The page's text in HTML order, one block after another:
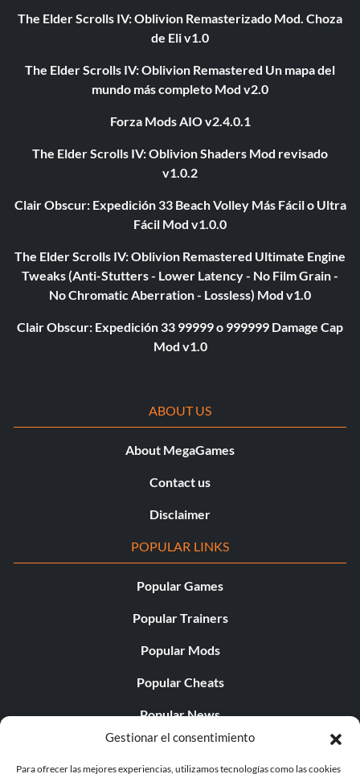
Gestionar el consentimiento
Para ofrecer las mejores experiencias, utilizamos tecnologías como las cookies
The Elder Scrolls IV: Oblivion Remasterizado Mod. Choza
de Eli v1.0
The Elder Scrolls IV: Oblivion Remastered Un mapa del
mundo más completo Mod v2.0
Forza Mods AIO v2.4.0.1
The Elder Scrolls IV: Oblivion Shaders Mod revisado
v1.0.2
Clair Obscur: Expedición 33 Beach Volley Más Fácil o Ultra
Fácil Mod v1.0.0
The Elder Scrolls IV: Oblivion Remastered Ultimate Engine
Tweaks (Anti-Stutters - Lower Latency - No Film Grain -
No Chromatic Aberration - Lossless) Mod v1.0
Clair Obscur: Expedición 33 99999 o 999999 Damage Cap
Mod v1.0
ABOUT US
About MegaGames
Contact us
Disclaimer
POPULAR LINKS
Popular Games
Popular Trainers
Popular Mods
Popular Cheats
Popular News
Popular Editorials